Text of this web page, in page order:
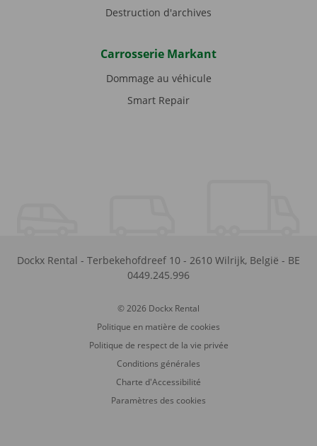
Destruction d'archives
Carrosserie Markant
Dommage au véhicule
Smart Repair
Dockx Rental - Terbekehofdreef 10 - 2610 Wilrijk, België - BE
0449.245.996
© 2026 Dockx Rental
Politique en matière de cookies
Politique de respect de la vie privée
Conditions générales
Charte d'Accessibilité
Paramètres des cookies